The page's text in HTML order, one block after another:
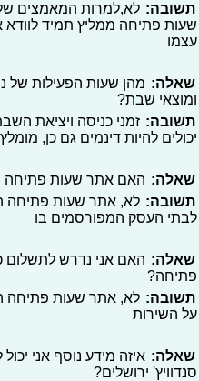
תשובה: לא,למרות המאמצים
שעות פתיחה ממליץ תמיד
עצמו
שאלה: מהן שעות הפעילות של
ומוצאי שבת?
תשובה: זמני כניסה ויציאת
יכולים להיות דינמים גם כן,
שאלה: האם אתר שעות פתיחה
תשובה: לא, אתר שעות פתיחה
לבתי העסק המפורסמים בו
שאלה: האם אני נדרש לתשלום
פתיחה?
תשובה: לא, אתר שעות פתיחה
על השירות
שאלה: איזה מידע נוסף אני יכול
סנדוויץ' ירושלים?